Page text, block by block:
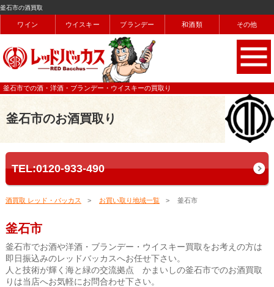
釜石市の酒買取
ワイン ウイスキー ブランデー 和酒類 その他
釜石市での酒・洋酒・ブランデー・ウイスキーの買取り
釜石市のお酒買取り
TEL:0120-933-490
酒買取 レッド・バッカス お買い取り地域一覧 釜石市
釜石市
釜石市でお酒や洋酒・ブランデー・ウイスキー買取をお考えの方は
即日振込みのレッドバッカスへお任せ下さい。
人と技術が輝く海と緑の交流拠点 かまいしの釜石市でのお酒買取
りは当店へお気軽にお問合わせ下さい。